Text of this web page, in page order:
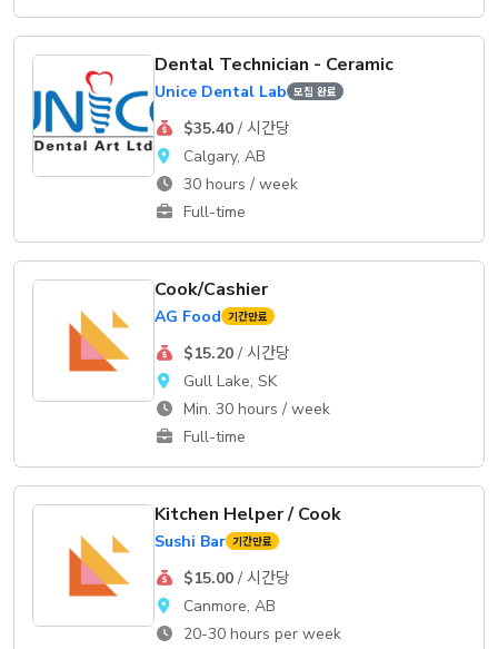
Dental Technician - Ceramic
Unice Dental Lab 모집 완료
$35.40/ 시간당
Calgary, AB
30 hours / week
Full-time
Cook/Cashier
AG Food 기간만료
$15.20/ 시간당
Gull Lake, SK
Min. 30 hours / week
Full-time
Kitchen Helper / Cook
Sushi Bar 기간만료
$15.00/ 시간당
Canmore, AB
20-30 hours per week